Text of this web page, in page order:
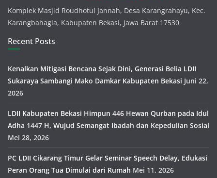
Komplek Masjid Roudhotul Jannah, Desa Karangrahayu, Kec.
Karangbahagia, Kabupaten Bekasi, Jawa Barat 17530
Recent Posts
Kenalkan Mitigasi Bencana Sejak Dini, Generasi Belia LDII
Sukaraya Sambangi Mako Damkar Kabupaten Bekasi Juni 22,
2026
LDII Kabupaten Bekasi Himpun 446 Hewan Qurban pada Idul
Adha 1447 H, Wujud Semangat Ibadah dan Kepedulian Sosial
Mei 28, 2026
PC LDII Cikarang Timur Gelar Seminar Speech Delay, Edukasi
Peran Orang Tua Dimulai dari Rumah Mei 11, 2026